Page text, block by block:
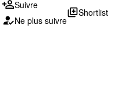
Suivre
Ne plus suivre
library_addShortlist